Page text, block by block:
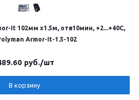
It 102мм х1.5м, отв10мин, +2...+40С,
Armor-It-1.5-102
руб./шт
В корзину